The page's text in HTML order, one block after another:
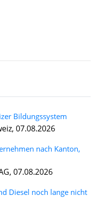
Bildungssystem
07.08.2026
nach Kanton,
07.08.2026
Diesel noch lange nicht